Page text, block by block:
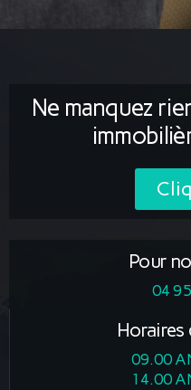
Ne manquez
Pour
04
Horaires
09.00
14.00